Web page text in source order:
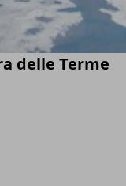
delle Terme